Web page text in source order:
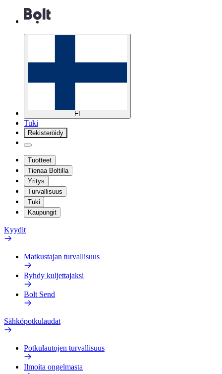
FI
Tuki
Rekisteröidy
Tuotteet
Tienaa Boltilla
Yritys
Turvallisuus
Tuki
Kaupungit
Kyydit
Matkustajan turvallisuus
Ryhdy kuljettajaksi
Bolt Send
Sähköpotkulaudat
Potkulautojen turvallisuus
Ilmoita ongelmasta